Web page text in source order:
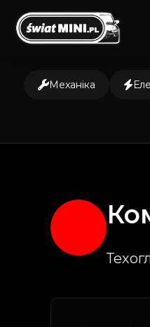
Механіка